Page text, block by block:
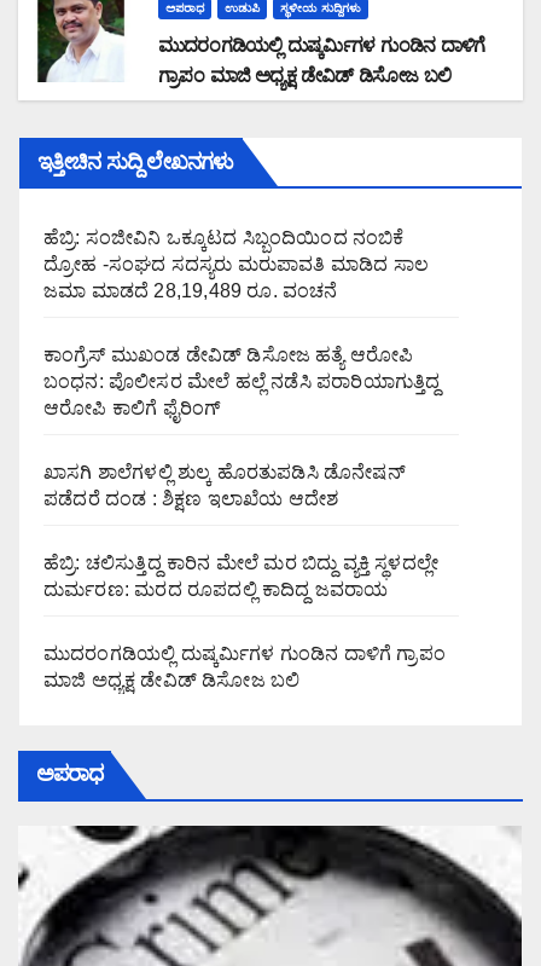
ಅಪರಾಧ ಉಡುಪಿ ಸ್ಥಳೀಯ ಸುದ್ದಿಗಳು
ಮುದರಂಗಡಿಯಲ್ಲಿ ದುಷ್ಕರ್ಮಿಗಳ ಗುಂಡಿನ ದಾಳಿಗೆ
ಗ್ರಾಪಂ ಮಾಜಿ ಅಧ್ಯಕ್ಷ ಡೇವಿಡ್ ಡಿಸೋಜ ಬಲಿ
ಇತ್ತೀಚಿನ ಸುದ್ದಿ ಲೇಖನಗಳು
ಹೆಬ್ರಿ: ಸಂಜೀವಿನಿ ಒಕ್ಕೂಟದ ಸಿಬ್ಬಂದಿಯಿಂದ ನಂಬಿಕೆ
ದ್ರೋಹ -ಸಂಘದ ಸದಸ್ಯರು ಮರುಪಾವತಿ ಮಾಡಿದ ಸಾಲ
ಜಮಾ ಮಾಡದೆ 28,19,489 ರೂ. ವಂಚನೆ
ಕಾಂಗ್ರೆಸ್ ಮುಖಂಡ ಡೇವಿಡ್ ಡಿಸೋಜ ಹತ್ಯೆ ಆರೋಪಿ
ಬಂಧನ: ಪೊಲೀಸರ ಮೇಲೆ ಹಲ್ಲೆ ನಡೆಸಿ ಪರಾರಿಯಾಗುತ್ತಿದ್ದ
ಆರೋಪಿ ಕಾಲಿಗೆ ಫೈರಿಂಗ್
ಖಾಸಗಿ ಶಾಲೆಗಳಲ್ಲಿ ಶುಲ್ಕ ಹೊರತುಪಡಿಸಿ ಡೊನೇಷನ್
ಪಡೆದರೆ ದಂಡ : ಶಿಕ್ಷಣ ಇಲಾಖೆಯ ಆದೇಶ
ಹೆಬ್ರಿ: ಚಲಿಸುತ್ತಿದ್ದ ಕಾರಿನ ಮೇಲೆ ಮರ ಬಿದ್ದು ವ್ಯಕ್ತಿ ಸ್ಥಳದಲ್ಲೇ
ದುರ್ಮರಣ: ಮರದ ರೂಪದಲ್ಲಿ ಕಾದಿದ್ದ ಜವರಾಯ
ಮುದರಂಗಡಿಯಲ್ಲಿ ದುಷ್ಕರ್ಮಿಗಳ ಗುಂಡಿನ ದಾಳಿಗೆ ಗ್ರಾಪಂ
ಮಾಜಿ ಅಧ್ಯಕ್ಷ ಡೇವಿಡ್ ಡಿಸೋಜ ಬಲಿ
ಅಪರಾಧ